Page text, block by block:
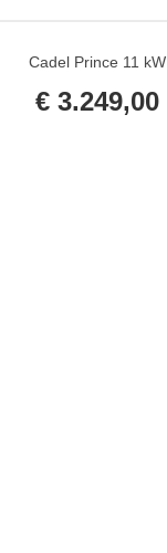
Cadel Prince 11 kW
€ 3.249,00